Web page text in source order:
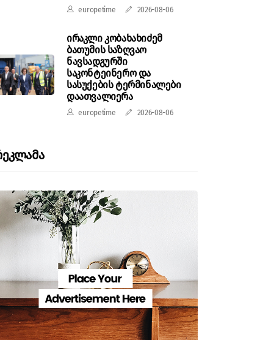
europetime 2026-08-06
ირაკლი კობახახიძემ
ბათუმის საზღვაო
ნავსადგურში
საკონტეინერო და
სასუქების ტერმინალები
დაათვალიერა
europetime 2026-08-06